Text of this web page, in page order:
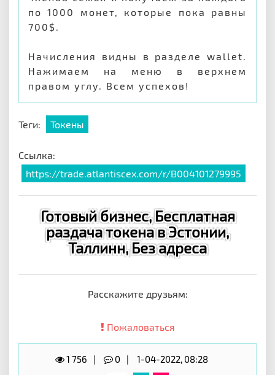
по 1000 монет, которые пока равны
700$.
Начисления видны в разделе wallet.
Нажимаем на меню в верхнем
правом углу. Всем успехов!
Теги: Токены
Ссылка:
https://trade.atlantiscex.com/r/B004101279995
Готовый бизнес, Бесплатная
раздача токена в Эстонии,
Таллинн, Без адреса
Расскажите друзьям:
Пожаловаться
1 756 0
1-04-2022, 08:28